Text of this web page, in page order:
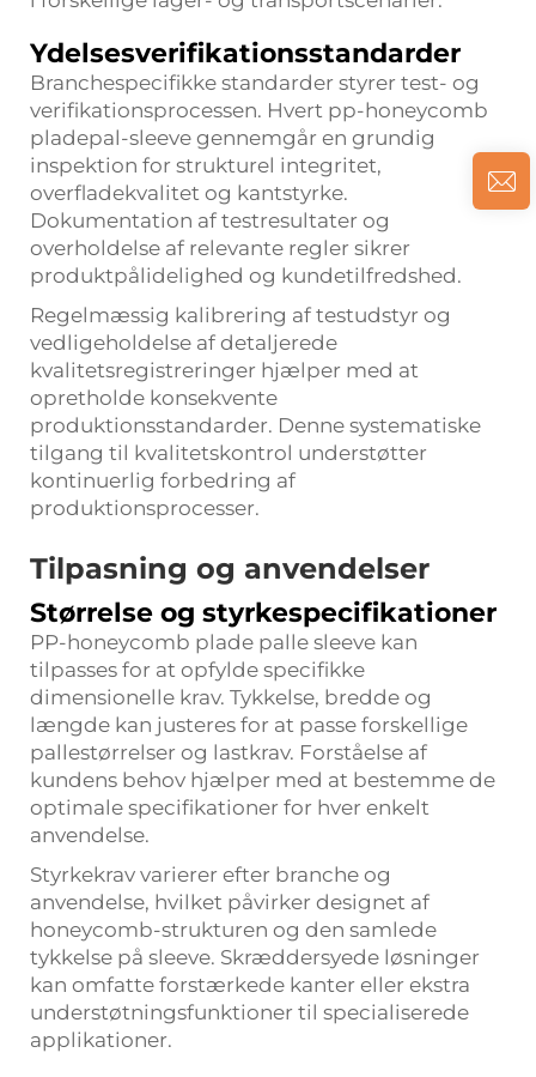
Ydelsesverifikationsstandarder
Branchespecifikke standarder styrer test- og
verifikationsprocessen. Hvert pp-honeycomb
pladepal-sleeve gennemgår en grundig
inspektion for strukturel integritet,
overfladekvalitet og kantstyrke.
Dokumentation af testresultater og
overholdelse af relevante regler sikrer
produktpålidelighed og kundetilfredshed.
Regelmæssig kalibrering af testudstyr og
vedligeholdelse af detaljerede
kvalitetsregistreringer hjælper med at
opretholde konsekvente
produktionsstandarder. Denne systematiske
tilgang til kvalitetskontrol understøtter
kontinuerlig forbedring af
produktionsprocesser.
Tilpasning og anvendelser
Størrelse og styrkespecifikationer
PP-honeycomb plade palle sleeve kan
tilpasses for at opfylde specifikke
dimensionelle krav. Tykkelse, bredde og
længde kan justeres for at passe forskellige
pallestørrelser og lastkrav. Forståelse af
kundens behov hjælper med at bestemme de
optimale specifikationer for hver enkelt
anvendelse.
Styrkekrav varierer efter branche og
anvendelse, hvilket påvirker designet af
honeycomb-strukturen og den samlede
tykkelse på sleeve. Skræddersyede løsninger
kan omfatte forstærkede kanter eller ekstra
understøtningsfunktioner til specialiserede
applikationer.